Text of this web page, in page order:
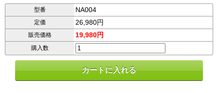
型番 NA004
定価 26,980円
販売価格 19,980円
購入数